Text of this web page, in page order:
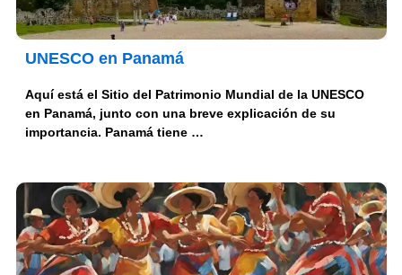
UNESCO en Panamá
Aquí está el Sitio del Patrimonio Mundial de la UNESCO
en Panamá, junto con una breve explicación de su
importancia. Panamá tiene …